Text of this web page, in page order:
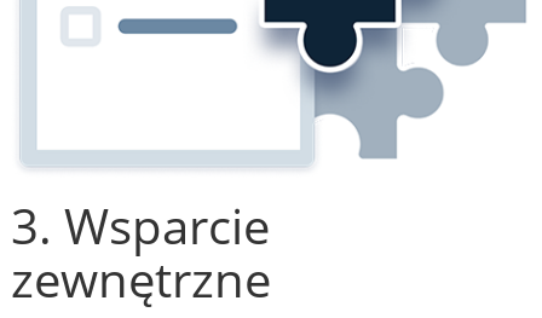
3. Wsparcie
zewnętrzne